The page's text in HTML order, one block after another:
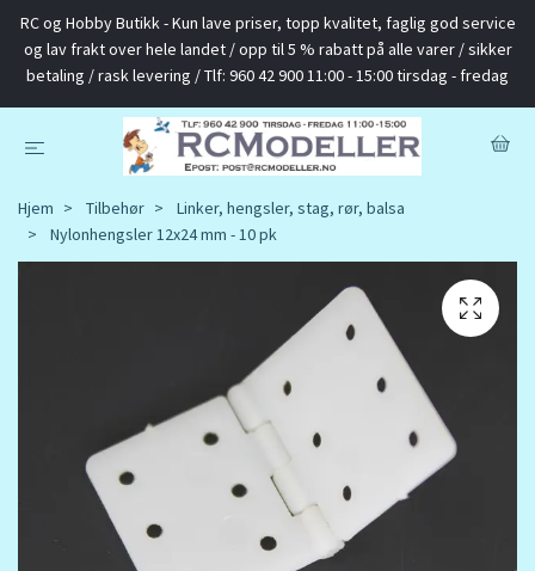
RC og Hobby Butikk - Kun lave priser, topp kvalitet, faglig god service
og lav frakt over hele landet / opp til 5 % rabatt på alle varer / sikker
betaling / rask levering / Tlf: 960 42 900 11:00 - 15:00 tirsdag - fredag
Hjem Tilbehør
Linker, hengsler, stag, rør, balsa
Nylonhengsler 12x24 mm - 10 pk